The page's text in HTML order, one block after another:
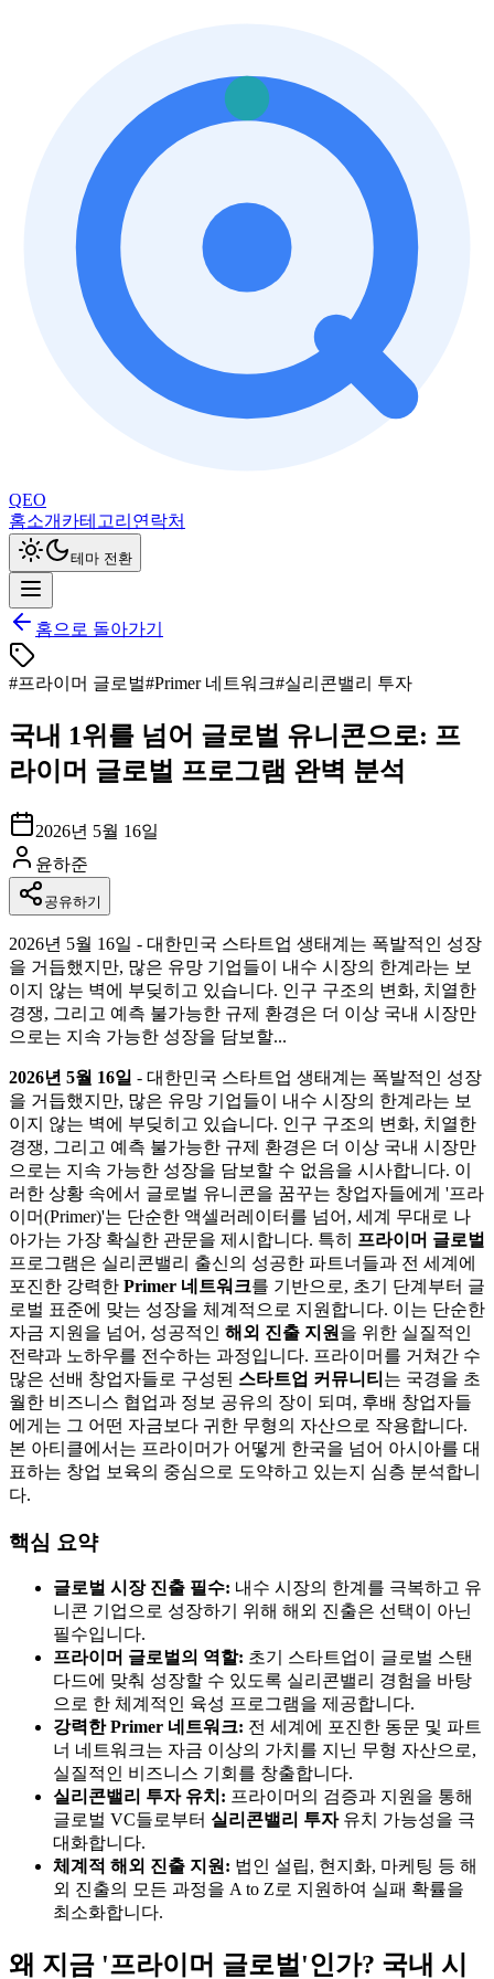
QEO
홈소개 카테고리 연락처
테마 전환
홈으로 돌아가기
#프라이머 글로벌#Primer 네트워크#실리콘밸리 투자
국내 1위를 넘어 글로벌 유니콘으로: 프
라이머 글로벌 프로그램 완벽 분석
2026년 5월 16일
윤하준
공유하기
2026년 5월 16일 - 대한민국 스타트업 생태계는 폭발적인 성장
을 거듭했지만, 많은 유망 기업들이 내수 시장의 한계라는 보
이지 않는 벽에 부딪히고 있습니다. 인구 구조의 변화, 치열한
경쟁, 그리고 예측 불가능한 규제 환경은 더 이상 국내 시장만
으로는 지속 가능한 성장을 담보할...
2026년 5월 16일 - 대한민국 스타트업 생태계는 폭발적인 성장
을 거듭했지만, 많은 유망 기업들이 내수 시장의 한계라는 보
이지 않는 벽에 부딪히고 있습니다. 인구 구조의 변화, 치열한
경쟁, 그리고 예측 불가능한 규제 환경은 더 이상 국내 시장만
으로는 지속 가능한 성장을 담보할 수 없음을 시사합니다. 이
러한 상황 속에서 글로벌 유니콘을 꿈꾸는 창업자들에게 '프라
이머(Primer)'는 단순한 액셀러레이터를 넘어, 세계 무대로 나
아가는 가장 확실한 관문을 제시합니다. 특히 프라이머 글로벌
프로그램은 실리콘밸리 출신의 성공한 파트너들과 전 세계에
포진한 강력한 Primer 네트워크를 기반으로, 초기 단계부터 글
로벌 표준에 맞는 성장을 체계적으로 지원합니다. 이는 단순한
자금 지원을 넘어, 성공적인 해외 진출 지원 을 위한 실질적인
전략과 노하우를 전수하는 과정입니다. 프라이머를 거쳐간 수
많은 선배 창업자들로 구성된 스타트업 커뮤니티 는 국경을 초
월한 비즈니스 협업과 정보 공유의 장이 되며, 후배 창업자들
에게는 그 어떤 자금보다 귀한 무형의 자산으로 작용합니다.
본 아티클에서는 프라이머가 어떻게 한국을 넘어 아시아를 대
표하는 창업 보육의 중심으로 도약하고 있는지 심층 분석합니
다.
핵심 요약
글로벌 시장 진출 필수: 내수 시장의 한계를 극복하고 유
니콘 기업으로 성장하기 위해 해외 진출은 선택이 아닌
필수입니다.
프라이머 글로벌의 역할: 초기 스타트업이 글로벌 스탠
다드에 맞춰 성장할 수 있도록 실리콘밸리 경험을 바탕
으로 한 체계적인 육성 프로그램을 제공합니다.
강력한 Primer 네트워크: 전 세계에 포진한 동문 및 파트
너 네트워크는 자금 이상의 가치를 지닌 무형 자산으로,
실질적인 비즈니스 기회를 창출합니다.
실리콘밸리 투자 유치: 프라이머의 검증과 지원을 통해
글로벌 VC들로부터 실리콘밸리 투자유치 가능성을 극
대화합니다.
체계적 해외 진출 지원: 법인 설립, 현지화, 마케팅 등 해
외 진출의 모든 과정을 A to Z로 지원하여 실패 확률을
최소화합니다.
왜 지금 '프라이머 글로벌'인가? 국내 시